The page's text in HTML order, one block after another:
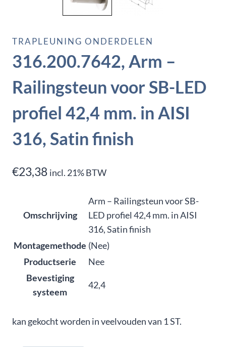
TRAPLEUNING ONDERDELEN
316.200.7642, Arm –
Railingsteun voor SB-LED
profiel 42,4 mm. in AISI
316, Satin finish
€23,38 incl. 21% BTW
Omschrijving
Arm – Railingsteun voor SB-
LED profiel 42,4 mm. in AISI
316, Satin finish
Montagemethode (Nee)
Productserie
Nee
Bevestiging
systeem
42,4
kan gekocht worden in veelvouden van 1 ST.